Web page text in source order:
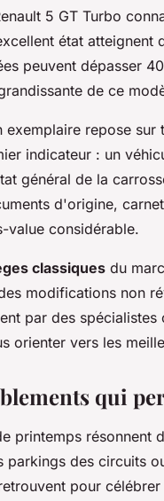
5 GT Turbo
état
peuvent dépasser
de ce
exemplaire repose
indicateur : un
général de la
d'origine,
value considérable.
classiques du
modifications non
par des
orienter vers les
qui
printemps résonnent
parkings des circuits
pour